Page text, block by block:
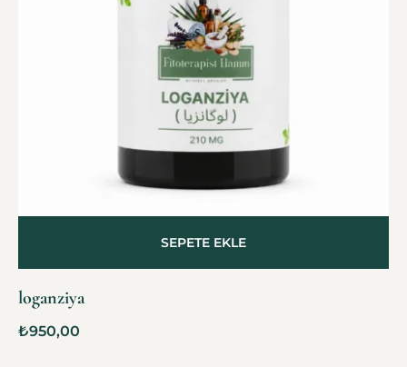
loganziya
₺950,00
SEPETE EKLE